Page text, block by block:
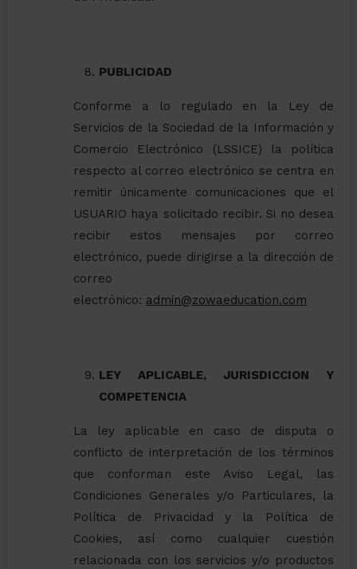
PUBLICIDAD
Conforme a lo regulado en la Ley de
Servicios de la Sociedad de la Información y
Comercio Electrónico (LSSICE) la política
respecto al correo electrónico se centra en
remitir únicamente comunicaciones que el
USUARIO haya solicitado recibir. Si no desea
recibir estos mensajes por correo
electrónico, puede dirigirse a la dirección de
correo
electrónico: admin@zowaeducation.com
LEY APLICABLE, JURISDICCION Y
COMPETENCIA
La ley aplicable en caso de disputa o
conflicto de interpretación de los términos
que conforman este Aviso Legal, las
Condiciones Generales y/o Particulares, la
Política de Privacidad y la Política de
Cookies, así como cualquier cuestión
relacionada con los servicios y/o productos